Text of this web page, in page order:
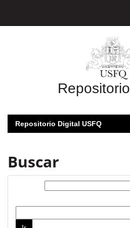
Repositorio
Repositorio Digital USFQ
Buscar